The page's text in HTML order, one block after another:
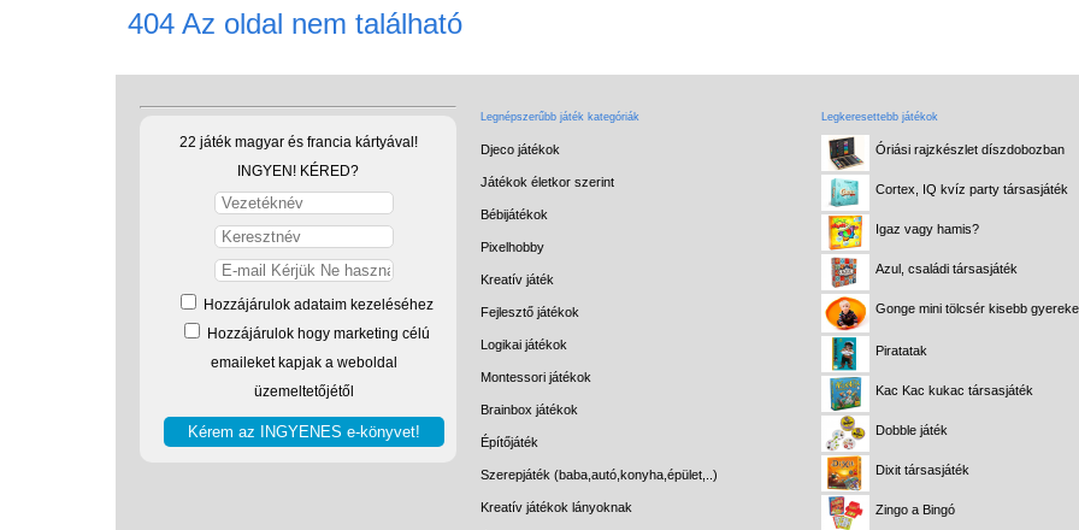
404 Az oldal nem található
22 játék magyar és francia kártyával!
INGYEN! KÉRED?
Hozzájárulok adataim kezeléséhez
Hozzájárulok hogy marketing célú
emaileket kapjak a weboldal
üzemeltetőjétől
Legnépszerűbb játék kategóriák
Djeco játékok
Játékok életkor szerint
Bébijátékok
Pixelhobby
Kreatív játék
Fejlesztő játékok
Logikai játékok
Montessori játékok
Brainbox játékok
Építőjáték
Szerepjáték (baba,autó,konyha,épület,..)
Kreatív játékok lányoknak
Legkeresettebb játékok
Óriási rajzkészlet díszdobozban
Cortex, IQ kvíz party társasjáték
Igaz vagy hamis?
Azul, családi társasjáték
Gonge mini tölcsér kisebb
Piratatak
Kac Kac kukac társasjáték
Dobble játék
Dixit társasjáték
Zingo a Bingó